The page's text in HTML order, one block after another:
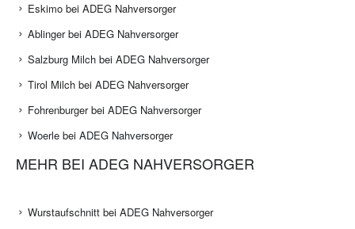
Eskimo bei ADEG Nahversorger
Ablinger bei ADEG Nahversorger
Salzburg Milch bei ADEG Nahversorger
Tirol Milch bei ADEG Nahversorger
Fohrenburger bei ADEG Nahversorger
Woerle bei ADEG Nahversorger
MEHR BEI ADEG NAHVERSORGER
Wurstaufschnitt bei ADEG Nahversorger